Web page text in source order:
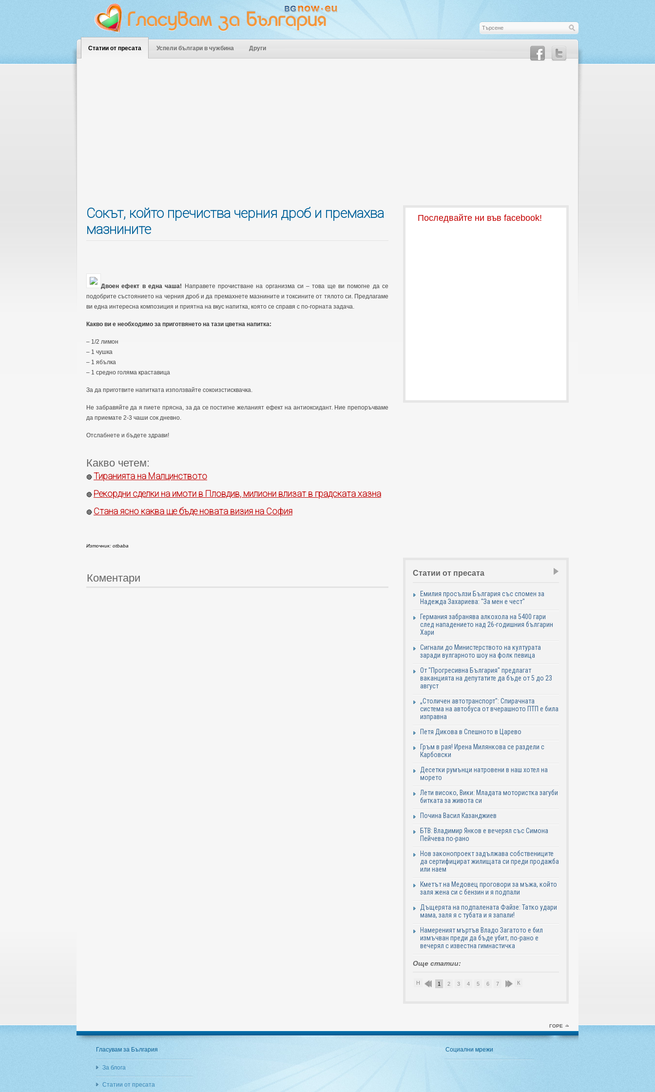
Статии от пресата Успели българи в чужбина Други
Сокът, който пречиства черния дроб и премахва
мазнините
Двоен ефект в една чаша!
Направете прочистване на организма си – това ще ви помогне да се
подобрите състоянието на черния дроб и да премахнете мазнините и токсините от тялото си. Предлагаме
ви една интересна композиция и приятна на вкус напитка, която се справя с по-горната задача.
Какво ви е необходимо за приготвянето на тази цветна напитка:
– 1/2 лимон
– 1 чушка
– 1 ябълка
– 1 средно голяма краставица
За да приготвите напитката използвайте сокоизстисквачка.
Не забравяйте да я пиете прясна, за да се постигне желаният ефект на антиоксидант. Ние препоръчваме
да приемате 2-3 чаши сок дневно.
Отслабнете и бъдете здрави!
Какво четем:
🔴 Тиранията на Малцинството
🔴 Рекордни сделки на имоти в Пловдив, милиони влизат в градската хазна
🔴 Стана ясно каква ще бъде новата визия на София
Източник: otbaba
Коментари
Последвайте ни във facebook!
Статии от пресата
Емилия просълзи България със спомен за
Надежда Захариева: "За мен е чест"
Германия забранява алкохола на 5400 гари
след нападението над 26-годишния българин
Хари
Сигнали до Министерството на културата
заради вулгарното шоу на фолк певица
От "Прогресивна България" предлагат
ваканцията на депутатите да бъде от 5 до 23
август
„Столичен автотранспорт": Спирачната
система на автобуса от вчерашното ПТП е била
изправна
Петя Дикова в Спешното в Царево
Гръм в рая! Ирена Милянкова се раздели с
Карбовски
Десетки румънци натровени в наш хотел на
морето
Лети високо, Вики: Младата мотористка загуби
битката за живота си
Почина Васил Казанджиев
БТВ: Владимир Янков е вечерял със Симона
Пейчева по-рано
Нов законопроект задължава собствениците
да сертифицират жилищата си преди продажба
или наем
Кметът на Медовец проговори за мъжа, който
заля жена си с бензин и я подпали
Дъщерята на подпалената Файзе: Татко удари
мама, заля я с тубата и я запали!
Намереният мъртъв Владо Загатото е бил
измъчван преди да бъде убит, по-рано е
вечерял с известна гимнастичка
Още статии:
Н 1 2 3 4 5 6 7 8 9К
ГОРЕ
Гласувам за България
За блога
Статии от пресата
Социални мрежи